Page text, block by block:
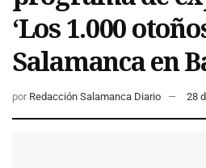
‘Los 1.000
Salamanca en
por Redacción Salamanca Diario 28